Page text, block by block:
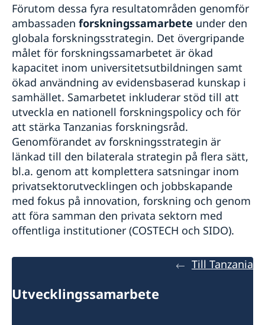
Förutom dessa fyra resultatområden genomför
ambassaden forskningssamarbete under den
globala forskningsstrategin. Det övergripande
målet för forskningssamarbetet är ökad
kapacitet inom universitetsutbildningen samt
ökad användning av evidensbaserad kunskap i
samhället. Samarbetet inkluderar stöd till att
utveckla en nationell forskningspolicy och för
att stärka Tanzanias forskningsråd.
Genomförandet av forskningsstrategin är
länkad till den bilaterala strategin på flera sätt,
bl.a. genom att komplettera satsningar inom
privatsektorutvecklingen och jobbskapande
med fokus på innovation, forskning och genom
att föra samman den privata sektorn med
offentliga institutioner (COSTECH och SIDO).
Utvecklingssamarbete
Till Tanzania